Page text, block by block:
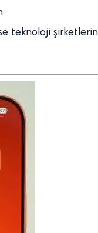
teknoloji